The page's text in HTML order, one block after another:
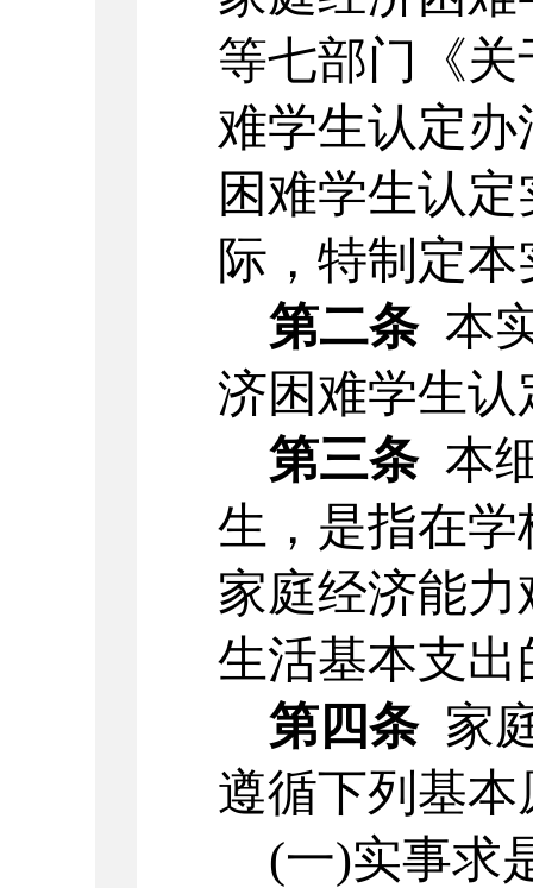
等七部门《
难学生认定
困难学生认
际，特制定
第二条 本
济困难学生认
第三条 本
生，是指在
家庭经济能
生活基本支
第四条 家
遵循下列基本
(一)实事求